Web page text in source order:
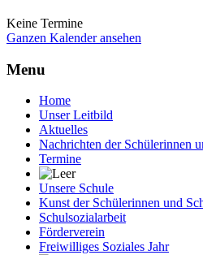
Keine Termine
Ganzen Kalender ansehen
Menu
Home
Unser Leitbild
Aktuelles
Nachrichten der Schülerinnen
Termine
Unsere Schule
Kunst der Schülerinnen und
Schulsozialarbeit
Förderverein
Freiwilliges Soziales Jahr